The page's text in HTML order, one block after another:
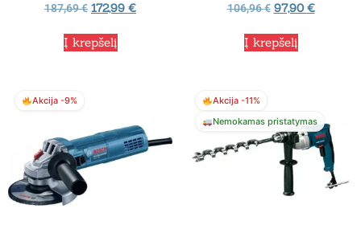
187,69€ 172,99 €
Į krepšelį
106,96€ 97,90€
Į krepšelį
Akcija -9%
Akcija -11%
Nemokamas pristatymas